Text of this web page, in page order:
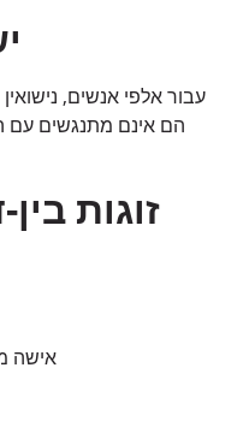
עבור אלפי אנשים,
הם אינם מתנגשים עם
זוגות
אישה